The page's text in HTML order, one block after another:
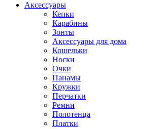
Аксессуары
Кепки
Карабины
Зонты
Аксессуары для дома
Кошельки
Носки
Очки
Панамы
Кружки
Перчатки
Ремни
Полотенца
Платки